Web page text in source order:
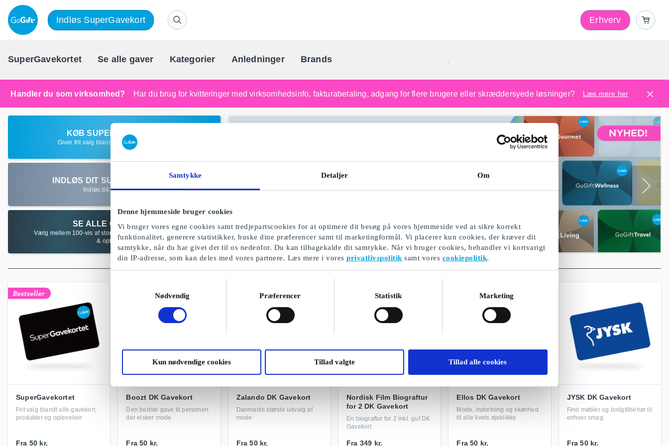
Samtykke Detaljer Om
Denne hjemmeside bruger cookies
Vi bruger vores egne cookies samt tredjepartscookies for at optimere dit besøg på vores hjemmeside ved at sikre korrekt
funktionalitet, generere statistikker, huske dine præferencer samt til marketingformål. Vi placerer kun cookies, der kræver dit
samtykke, når du har givet det til os nedenfor. Du kan tilbagekalde dit samtykke. Når vi bruger cookies, behandler vi kortvarigt
din IP-adresse, som kan deles med vores partnere. Læs mere i voresprivatlivspolitik samt vores cookiepolitik.
Nødvendig
Præferencer Statistik Marketing
Kun nødvendige cookies Tillad valgte Tillad alle cookies
Indløs SuperGavekort Erhverv
SuperGavekortet Se alle gaver Kategorier Anledninger Brands Danmarks gaveportal nr. 1
Handler du som virksomhed? Har du brug for kvitteringer med virksomhedsinfo, fakturabetaling, adgang for flere brugere eller skræddersyede løsninger? Læs mere her
KØB SUPERGAVEKORT
Giver frit valg blandt alle gaver på GoGift
INDLØS DIT SUPERGAVEKORT
Indløs dit gavekort her
SE ALLE GAVEKORT
Vælg mellem 100-vis af store butikskæder, lokale butikker
& oplevelser
Udvalgte gavekort
SuperGavekortet
Frit valg blandt alle gavekort,
produkter og oplevelser
Fra 50 kr.
Boozt DK Gavekort
Den bedste gave til personen
der elsker mode
Fra 50 kr.
Zalando DK Gavekort
Danmarks største udvalg af
mode
Fra 50 kr.
Nordisk Film Biograftur
for 2 DK Gavekort
En biograftur for 2 inkl. guf DK
Gavekort
Fra 349 kr.
Ellos DK Gavekort
Mode, indretning og skønhed
til alle livets øjeblikke
Fra 50 kr.
JYSK DK Gavekort
Find møbler og boligtilbehør til
enhver smag
Fra 50 kr.